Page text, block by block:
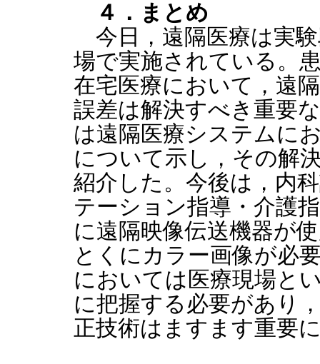
４．まとめ
今日，遠隔医療は実
場で実施されている。
在宅医療において，遠
誤差は解決すべき重要
は遠隔医療システムに
について示し，その解
紹介した。今後は，内
テーション指導・介護
に遠隔映像伝送機器が
とくにカラー画像が必
においては医療現場と
に把握する必要があり
正技術はますます重要